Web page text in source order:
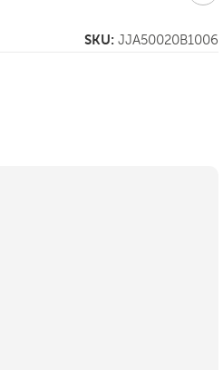
En 1 pago de
SKU: JJA50020B1006